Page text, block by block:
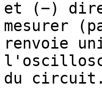
et (−)
mesurer
renvoie
du circuit.